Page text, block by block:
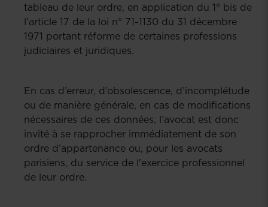
tableau de leur ordre, en application du 1° bis de
l'article 17 de la loi n° 71-1130 du 31 décembre
1971 portant réforme de certaines professions
judiciaires et juridiques.
En cas d’erreur, d’obsolescence, d’incomplétude
ou de manière générale, en cas de modifications
nécessaires de ces données, l’avocat est donc
invité à se rapprocher immédiatement de son
ordre d’appartenance ou, pour les avocats
parisiens, du service de l'exercice professionnel
de leur ordre.